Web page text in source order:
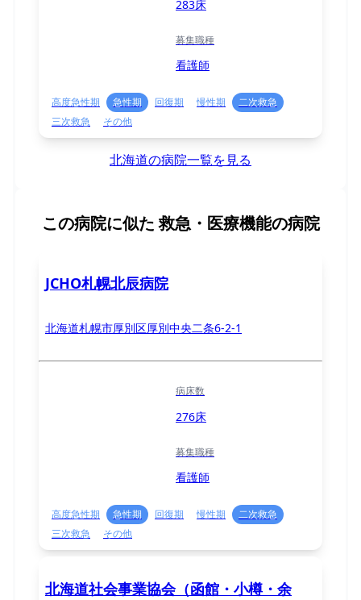
283床
募集職種
看護師
高度急性期 急性期 回復期 慢性期
二次救急
三次救急
その他
北海道の病院一覧を見る
この病院に似た 救急・医療機能の病院
JCHO札幌北辰病院
北海道札幌市厚別区厚別中央二条6-2-1
病床数
276床
募集職種
看護師
高度急性期 急性期 回復期 慢性期
二次救急
三次救急
その他
北海道社会事業協会（函館・小樽・余